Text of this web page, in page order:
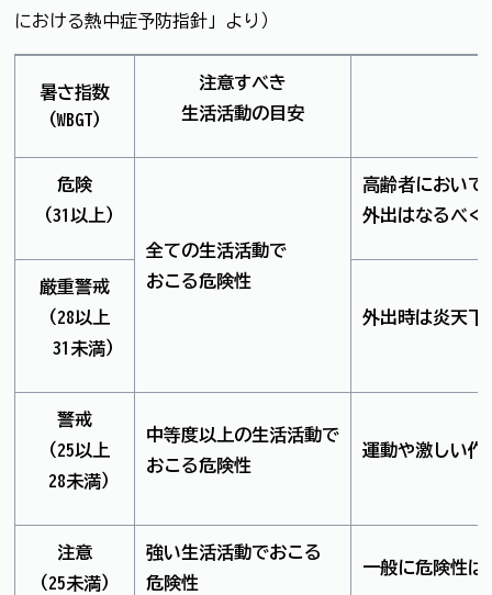
における熱中症予防指針」より）
暑さ指数
（WBGT）
注意すべき
生活活動の目安
危険
（31以上）
全ての生活活動で
おこる危険性
高齢者において
外出はなるべく
厳重警戒
（28以上
31未満）
外出時は炎天下
警戒
（25以上
28未満）
中等度以上の生活活動で
おこる危険性
運動や激しい作
注意
（25未満）
強い生活活動でおこる
危険性
一般に危険性は